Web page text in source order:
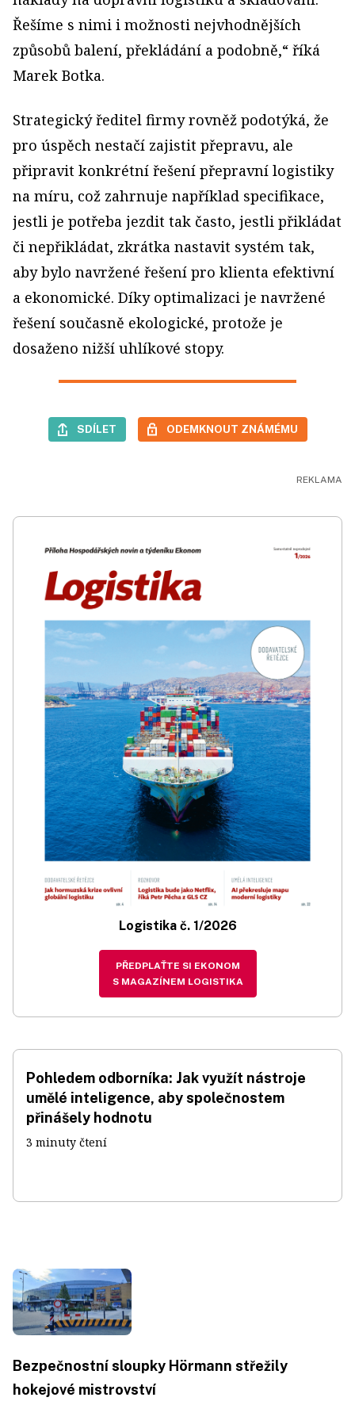
Řešíme s nimi i možnosti nejvhodnějších
způsobů balení, překládání a podobně,“ říká
Marek Botka.
Strategický ředitel firmy rovněž podotýká, že
pro úspěch nestačí zajistit přepravu, ale
připravit konkrétní řešení přepravní logistiky
na míru, což zahrnuje například specifikace,
jestli je potřeba jezdit tak často, jestli přikládat
či nepřikládat, zkrátka nastavit systém tak,
aby bylo navržené řešení pro klienta efektivní
a ekonomické. Díky optimalizaci je navržené
řešení současně ekologické, protože je
dosaženo nižší uhlíkové stopy.
SDÍLET ODEMKNOUT ZNÁMÉMU
Logistika č. 1/2026
PŘEDPLAŤTE SI EKONOM
S MAGAZÍNEM LOGISTIKA
Pohledem odborníka: Jak využít nástroje
umělé inteligence, aby společnostem
přinášely hodnotu
3 minuty čtení
Bezpečnostní sloupky Hörmann střežily
hokejové mistrovství